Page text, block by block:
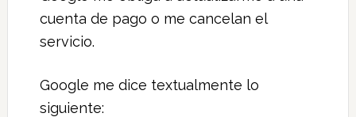
cuenta de pago o me cancelan el
servicio.
Google me dice textualmente lo
siguiente: